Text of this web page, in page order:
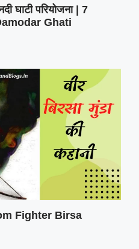
घाटी परियोजना | 7
Ghati
Fighter Birsa